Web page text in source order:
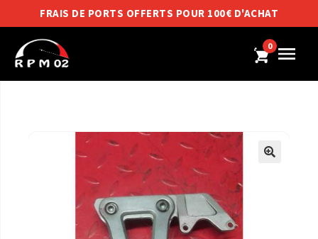
FRAIS DE PORTS OFFERTS POUR 100€ D'ACHAT
0